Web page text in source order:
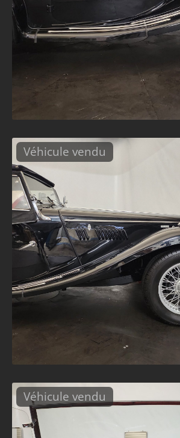
Véhicule vendu
Véhicule vendu